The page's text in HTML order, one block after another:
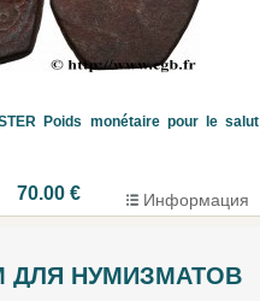
Poids monétaire pour le salut
70.00 € Информация
ДЛЯ НУМИЗМАТОВ